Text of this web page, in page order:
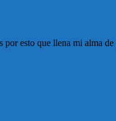
por esto que llena mi alma